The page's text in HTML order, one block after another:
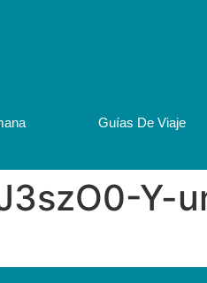
Guías De Viaje
Y-